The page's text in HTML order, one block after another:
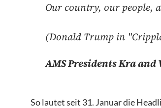
Our country, our people,
(Donald Trump in
AMS Presidents Kra
So lautet seit 31. Januar die